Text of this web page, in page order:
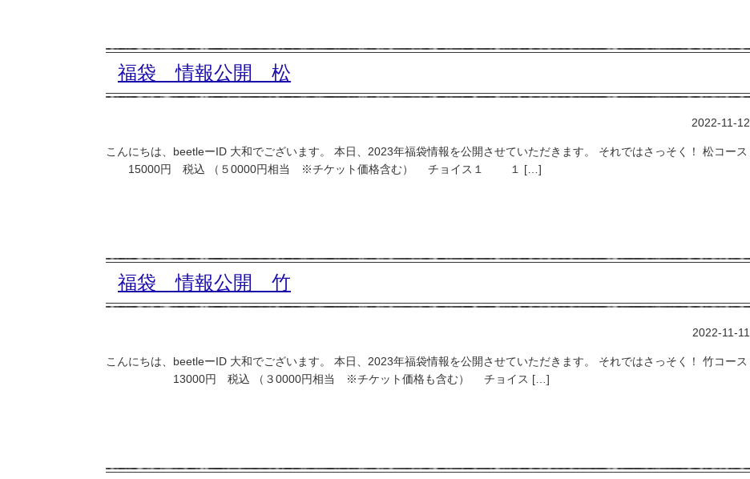
福袋 情報公開 松
2022-11-12
こんにちは、beetleーID 大和でございます。 本日、2023年福袋情報を公開させていただきます。 それではさっそく！ 松コース
15000円 税込 （５0000円相当 ※チケット価格含む） チョイス１ １ […]
福袋 情報公開 竹
2022-11-11
こんにちは、beetleーID 大和でございます。 本日、2023年福袋情報を公開させていただきます。 それではさっそく！ 竹コース
13000円 税込 （３0000円相当 ※チケット価格も含む） チョイス […]